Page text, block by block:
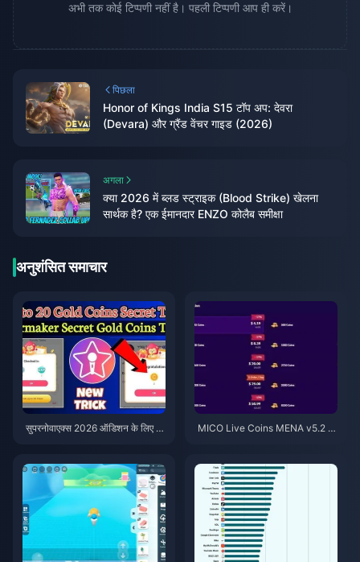
अभी तक कोई टिप्पणी नहीं है। पहली टिप्पणी आप ही करें।
पिछला
Honor of Kings India S15 टॉप अप: देवरा
(Devara) और ग्रैंड वेंचर गाइड (2026)
अगला
क्या 2026 में ब्लड स्ट्राइक (Blood Strike) खेलना
सार्थक है? एक ईमानदार ENZO कोलैब समीक्षा
अनुशंसित समाचार
सुपरनोवाएक्स 2026 ऑडिशन के लिए स
MICO Live Coins MENA v5.2 के